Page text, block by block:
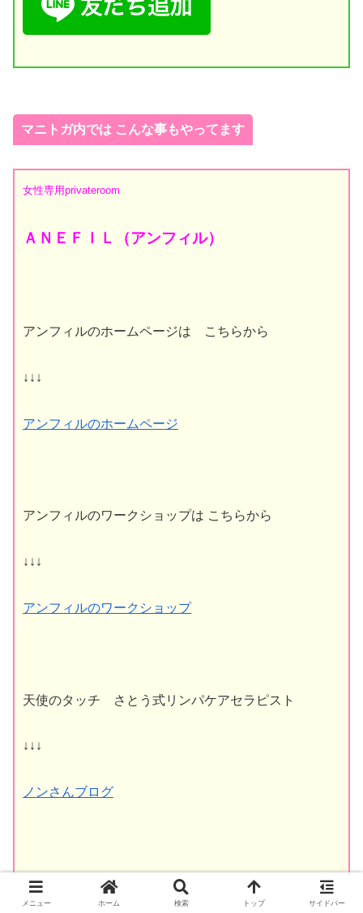
マニトガ内では こんな事もやってます
女性専用privateroom
ＡＮＥＦＩＬ（アンフィル）
アンフィルのホームページは こちらから
↓↓↓
アンフィルのホームページ
アンフィルのワークショップは こちらから
↓↓↓
アンフィルのワークショップ
天使のタッチ さとう式リンパケアセラピスト
↓↓↓
ノンさんブログ
糸脱毛 うぶ毛ケアセラピスト
メニュー ホーム 検索 トップ サイドバー